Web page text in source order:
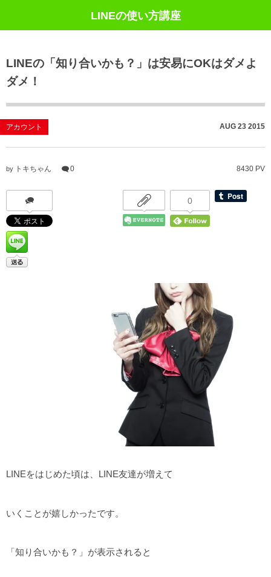
LINEの使い方講座
LINEの「知り合いかも？」は安易にOKはダメよ
ダメ！
アカウント AUG 23 2015
by トキちゃん 0 8430 PV
0
LINEをはじめた頃は、LINE友達が増えて
いくことが嬉しかったです。
「知り合いかも？」が表示されると